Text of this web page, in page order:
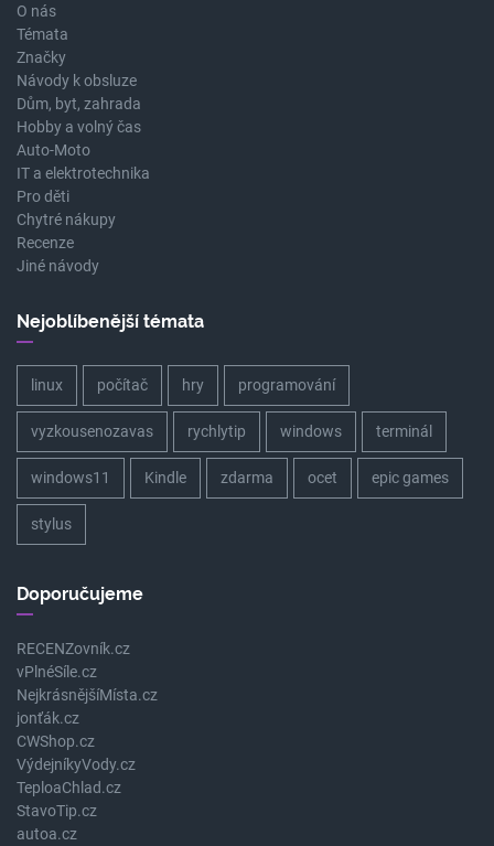
O nás
Témata
Značky
Návody k obsluze
Dům, byt, zahrada
Hobby a volný čas
Auto-Moto
IT a elektrotechnika
Pro děti
Chytré nákupy
Recenze
Jiné návody
Nejoblíbenější témata
linux počítač hry programování
vyzkousenozavas rychlytip windows terminál
windows11 Kindle zdarma ocet epic games
stylus
Doporučujeme
RECENZovník.cz
vPlnéSíle.cz
NejkrásnějšíMísta.cz
jonťák.cz
CWShop.cz
VýdejníkyVody.cz
TeploaChlad.cz
StavoTip.cz
autoa.cz